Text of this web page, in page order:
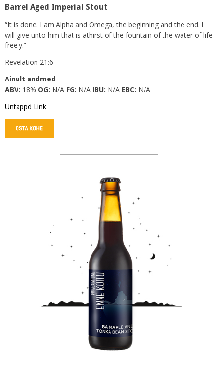
Barrel Aged Imperial Stout
“It is done. I am Alpha and Omega, the beginning and the end. I
will give unto him that is athirst of the fountain of the water of life
freely.”
Revelation 21:6
Ainult andmed
ABV: 18% OG: N/A FG: N/A IBU: N/A EBC: N/A
Untappd Link